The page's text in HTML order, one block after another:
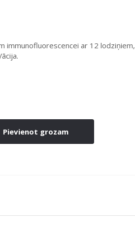
immunofluorescencei ar 12
Pievienot grozam